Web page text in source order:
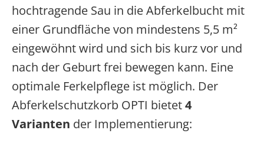
hochtragende Sau in die Abferkelbucht mit
einer Grundfläche von mindestens 5,5 m²
eingewöhnt wird und sich bis kurz vor und
nach der Geburt frei bewegen kann. Eine
optimale Ferkelpflege ist möglich. Der
Abferkelschutzkorb OPTI bietet4
Varianten der Implementierung: